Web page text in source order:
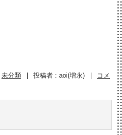
未分類 投稿者 : aoi(増永)
コメ